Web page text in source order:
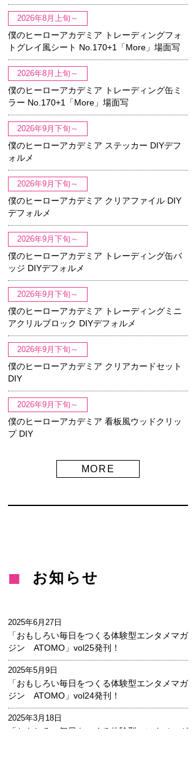
2026年8月上旬～
僕のヒーローアカデミア トレーディングフォ
トグレイ風シート No.170+1「More」場面写
2026年8月上旬～
僕のヒーローアカデミア トレーディング缶ミ
ラー No.170+1「More」場面写
2026年9月下旬～
僕のヒーローアカデミア ステッカー DIYデフ
ォルメ
2026年9月下旬～
僕のヒーローアカデミア クリアファイル DIY
デフォルメ
2026年9月下旬～
僕のヒーローアカデミア トレーディング缶バ
ッジ DIYデフォルメ
2026年9月下旬～
僕のヒーローアカデミア トレーディングミニ
アクリルブロック DIYデフォルメ
2026年9月下旬～
僕のヒーローアカデミア クリアカードセット
DIY
2026年9月下旬～
僕のヒーローアカデミア 看板風ウッドクリッ
プ DIY
MORE
お知らせ
2025年6月27日
「おもしろい毎日をつくる体験型エンタメマガ
ジン ATOMO」vol25発刊！
2025年5月9日
「おもしろい毎日をつくる体験型エンタメマガ
ジン ATOMO」vol24発刊！
2025年3月18日
「おもしろい毎日をつくる体験型エンタメマガ